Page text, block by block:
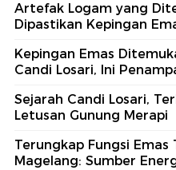
Artefak Logam yang
Dipastikan Kepingan
Kepingan Emas
Candi Losari, Ini
Sejarah Candi Losari,
Letusan Gunung Merapi
Terungkap Fungsi Emas
Magelang: Sumber